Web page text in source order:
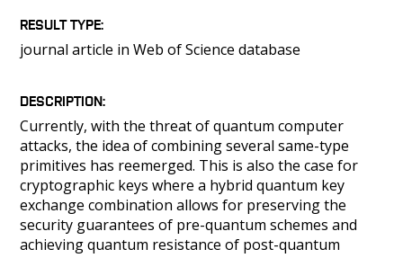
RESULT TYPE
journal article in Web of Science database
DESCRIPTION
Currently, with the threat of quantum computer
attacks, the idea of combining several same-type
primitives has reemerged. This is also the case for
cryptographic keys where a hybrid quantum key
exchange combination allows for preserving the
security guarantees of pre-quantum schemes and
achieving quantum resistance of post-quantum